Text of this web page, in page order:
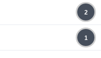
2
1